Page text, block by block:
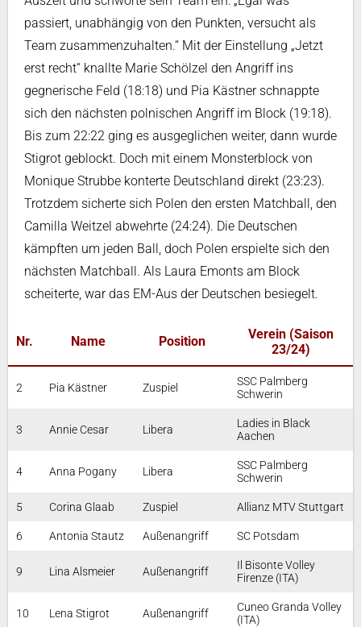
passiert, unabhängig von den Punkten, versucht als
Team zusammenzuhalten.“ Mit der Einstellung „Jetzt
erst recht“ knallte Marie Schölzel den Angriff ins
gegnerische Feld (18:18) und Pia Kästner schnappte
sich den nächsten polnischen Angriff im Block (19:18).
Bis zum 22:22 ging es ausgeglichen weiter, dann wurde
Stigrot geblockt. Doch mit einem Monsterblock von
Monique Strubbe konterte Deutschland direkt (23:23).
Trotzdem sicherte sich Polen den ersten Matchball, den
Camilla Weitzel abwehrte (24:24). Die Deutschen
kämpften um jeden Ball, doch Polen erspielte sich den
nächsten Matchball. Als Laura Emonts am Block
scheiterte, war das EM-Aus der Deutschen besiegelt.
Nr. Name Position
Verein (Saison
23/24)
2 Pia Kästner Zuspiel
SSC Palmberg
Schwerin
3 Annie Cesar Libera
Ladies in Black
Aachen
4 Anna Pogany Libera
SSC Palmberg
Schwerin
5 Corina Glaab Zuspiel Allianz MTV Stuttgart
6 Antonia Stautz Außenangriff SC Potsdam
9 Lina Alsmeier Außenangriff
Il Bisonte Volley
Firenze (ITA)
10 Lena Stigrot Außenangriff
Cuneo Granda Volley
(ITA)